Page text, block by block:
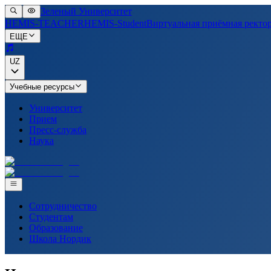
Зеленый Университет
HEMIS-TEACHERHEMIS-StudentВиртуальная приёмная
ЕЩЕ
UZ
Учебные ресурсы
Университет
Прием
Пресс-служба
Наука
Сотрудничество
Студентам
Образование
Школа Нордик